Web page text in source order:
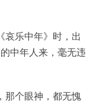
哀乐中年》时，出
中年人来，毫无违
那个眼神，都无愧